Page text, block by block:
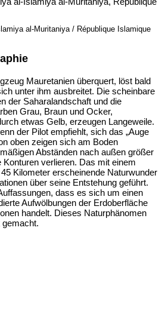
al-Muritaniya / République Islamique
Mauretanien überquert, löst bald
unter ihm ausbreitet. Die scheinbare
der Saharalandschaft und die
Grau, Braun und Ocker,
etwas Gelb, erzeugen Langeweile.
der Pilot empfiehlt, sich das „Auge
oben zeigen sich am Boden
Abständen nach außen größer
verlieren. Das mit einem
Kilometer erscheinende Naturwunder
über seine Entstehung geführt.
dass es sich um einen
Aufwölbungen der Erdoberfläche
handelt. Dieses Naturphänomen
gemacht.